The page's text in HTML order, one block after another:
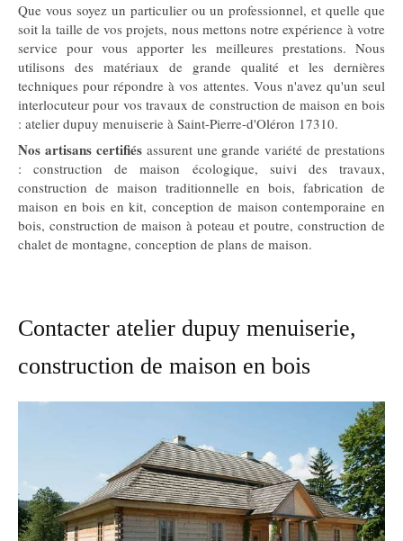
Que vous soyez un particulier ou un professionnel, et quelle que
soit la taille de vos projets, nous mettons notre expérience à votre
service pour vous apporter les meilleures prestations. Nous
utilisons des matériaux de grande qualité et les dernières
techniques pour répondre à vos attentes. Vous n'avez qu'un seul
interlocuteur pour vos travaux de construction de maison en bois
: atelier dupuy menuiserie à Saint-Pierre-d'Oléron 17310.
Nos artisans certifiésassurent une grande variété de prestations
: construction de maison écologique, suivi des travaux,
construction de maison traditionnelle en bois, fabrication de
maison en bois en kit, conception de maison contemporaine en
bois, construction de maison à poteau et poutre, construction de
chalet de montagne, conception de plans de maison.
Contacter atelier dupuy menuiserie,
construction de maison en bois